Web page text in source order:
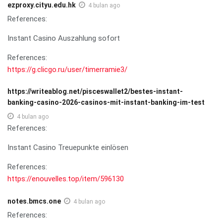
ezproxy.cityu.edu.hk 4 bulan ago
References:
Instant Casino Auszahlung sofort
References:
https://g.clicgo.ru/user/timerramie3/
https://writeablog.net/pisceswallet2/bestes-instant-
banking-casino-2026-casinos-mit-instant-banking-im-test
4 bulan ago
References:
Instant Casino Treuepunkte einlösen
References:
https://enouvelles.top/item/596130
notes.bmcs.one 4 bulan ago
References: